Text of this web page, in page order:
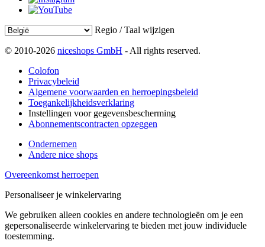
Regio / Taal wijzigen
© 2010-2026 niceshops GmbH - All rights reserved.
Colofon
Privacybeleid
Algemene voorwaarden en herroepingsbeleid
Toegankelijkheidsverklaring
Instellingen voor gegevensbescherming
Abonnementscontracten opzeggen
Ondernemen
Andere nice shops
Overeenkomst herroepen
Personaliseer je winkelervaring
We gebruiken alleen cookies en andere technologieën om je een
gepersonaliseerde winkelervaring te bieden met jouw individuele
toestemming.